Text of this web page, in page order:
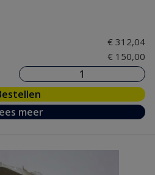
€ 312,04
€ 150,00
meer